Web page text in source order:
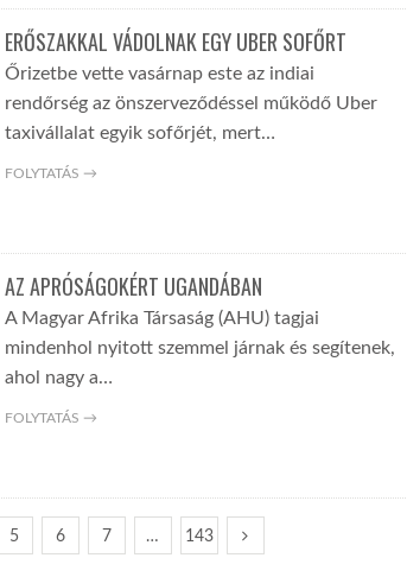
ERŐSZAKKAL VÁDOLNAK EGY UBER SOFŐRT
Őrizetbe vette vasárnap este az indiai
rendőrség az önszerveződéssel működő Uber
taxivállalat egyik sofőrjét, mert…
FOLYTATÁS →
AZ APRÓSÁGOKÉRT UGANDÁBAN
A Magyar Afrika Társaság (AHU) tagjai
mindenhol nyitott szemmel járnak és segítenek,
ahol nagy a…
FOLYTATÁS →
5 6 7 … 143